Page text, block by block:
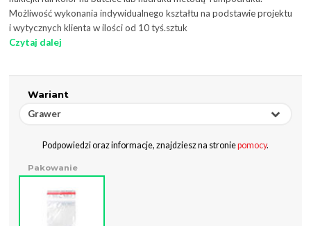
Możliwość wykonania indywidualnego kształtu na podstawie projektu
i wytycznych klienta w ilości od 10 tyś.sztuk
Czytaj dalej
Wariant
Grawer
Podpowiedzi oraz informacje, znajdziesz na stroniepomocy.
Pakowanie